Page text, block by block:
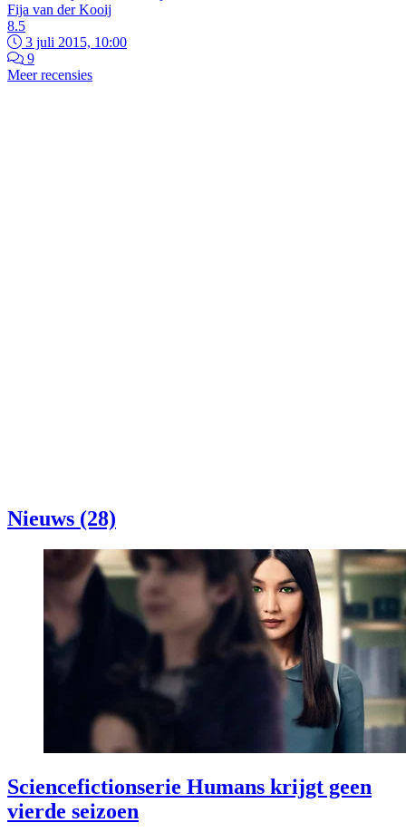
Fija van der Kooij
8.5
3 juli 2015, 10:00
9
Meer recensies
Nieuws (28)
Sciencefictionserie Humans krijgt geen
vierde seizoen